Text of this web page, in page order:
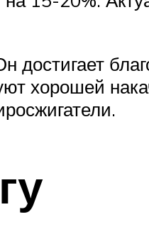
достигает
хорошей